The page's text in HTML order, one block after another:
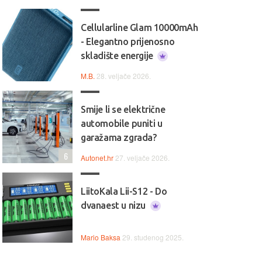
furniru.
1.979 € 2.999 € AKCIJA
modulom.
979 €
Cellularline Glam 10000mAh
- Elegantno prijenosno
skladište energije
M.B. 28. veljače 2026.
Smije li se električne
automobile puniti u
garažama zgrada?
Autonet.hr 27. veljače 2026.
6
LiitoKala Lii-S12 - Do
dvanaest u nizu
Mario Baksa 29. studenog 2025.